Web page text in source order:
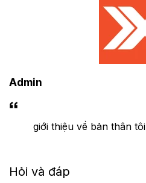
Admin
giới thiệu về bản thân tôi
Hỏi và đáp